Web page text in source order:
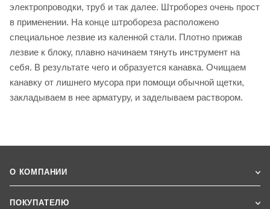
электропроводки, труб и так далее. Штроборез очень прост
в применении. На конце штробореза расположено
специальное лезвие из каленной стали. Плотно прижав
лезвие к блоку, плавно начинаем тянуть инструмент на
себя. В результате чего и образуется канавка. Очищаем
канавку от лишнего мусора при помощи обычной щетки,
закладываем в нее арматуру, и заделываем раствором.
О КОМПАНИИ
ПОКУПАТЕЛЮ